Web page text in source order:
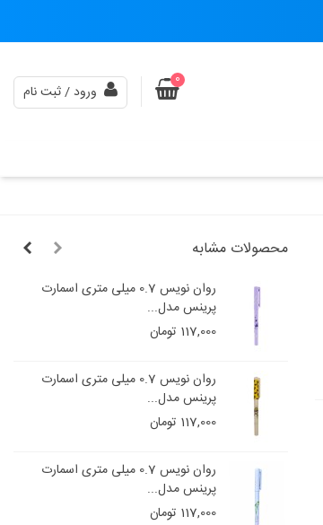
0
ورود / ثبت نام
محصولات مشابه
روان نویس 0.7 میلی متری اسمارت
پرینس مدل...
117,000 تومان
روان نویس 0.7 میلی متری اسمارت
پرینس مدل...
117,000 تومان
روان نویس 0.7 میلی متری اسمارت
پرینس مدل...
117,000 تومان